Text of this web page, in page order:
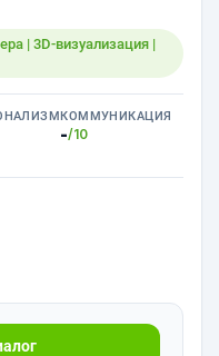
| 3D-визуализация |
КОММУНИКАЦИЯ
-/10